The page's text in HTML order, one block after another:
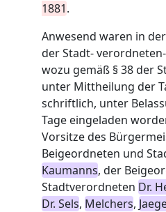
1881.
Anwesend waren in
der Stadt-
wozu gemäß § 38 der
unter Mittheilung der
schriftlich, unter
Tage eingeladen
Vorsitze des
Beigeordneten und
Kaumanns, der
Stadtverordneten Dr.
Dr. Sels, Melchers,